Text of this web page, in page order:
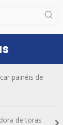
painéis de
de toras